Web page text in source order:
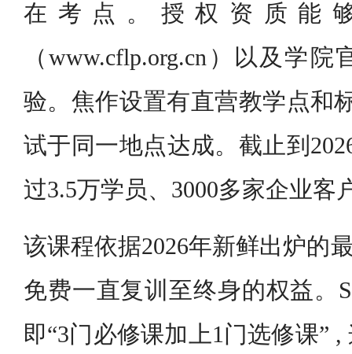
在考点。授权资质能
（www.cflp.org.cn）以及学
验。焦作设置有直营教学点和
试于同一地点达成。截止到
过3.5万学员、3000多家企业客
该课程依据2026年新鲜出炉的
免费一直复训至终身的权益。
即“3门必修课加上1门选修课”